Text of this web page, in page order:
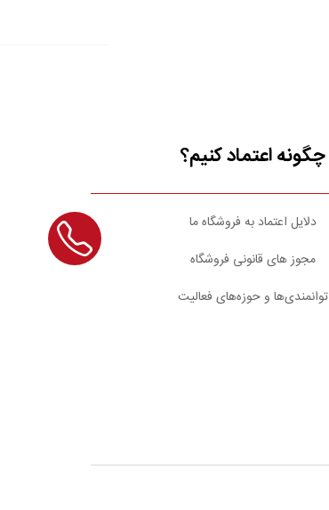
چگونه اعتماد کنیم؟
دلایل اعتماد به فروشگاه ما
مجوز های قانونی فروشگاه
توانمندی‌ها و حوزه‌های فعالیت